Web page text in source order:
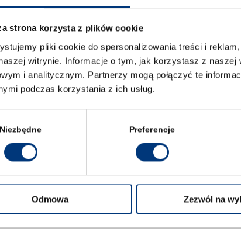
strona korzysta z plików cookie
pliki cookie do spersonalizowania treści i
witrynie. Informacje o tym, jak korzystasz z naszej
i analitycznym. Partnerzy mogą połączyć te
podczas korzystania z ich usług.
Niezbędne Preferencje
Odmowa Zezwól na